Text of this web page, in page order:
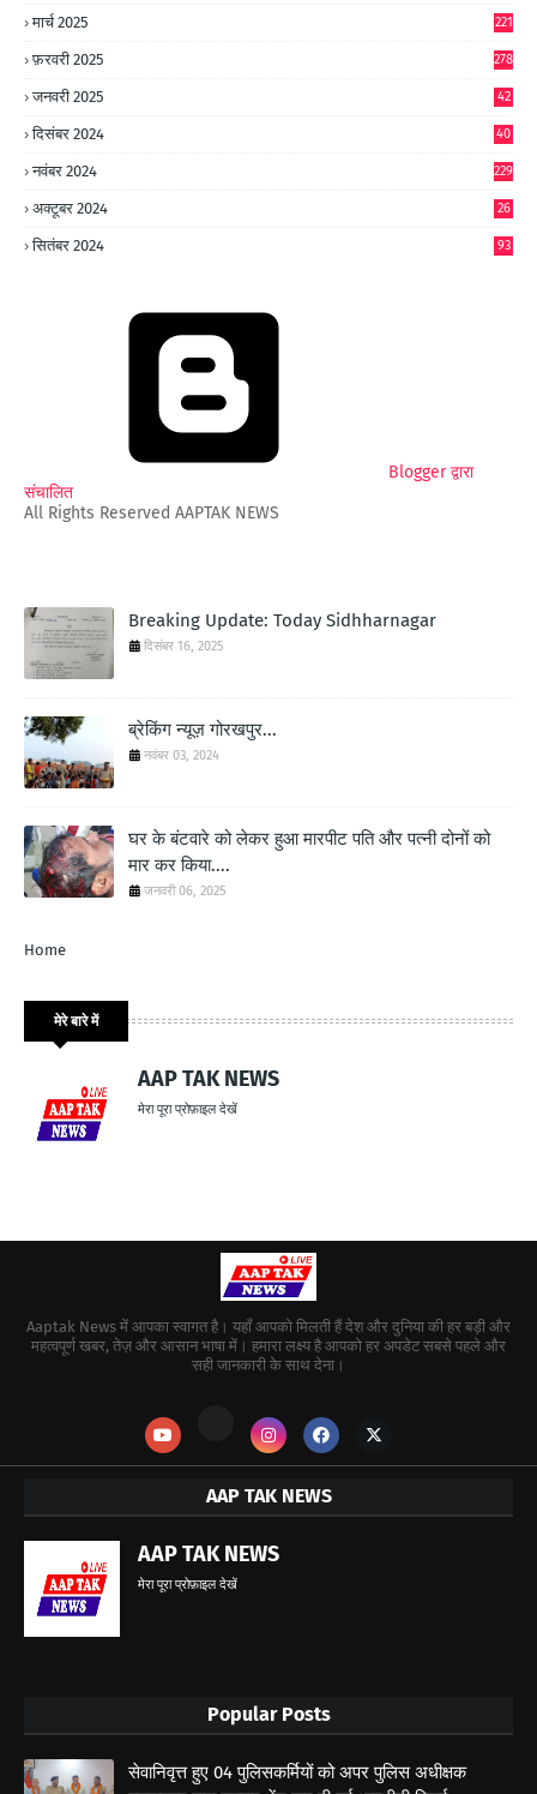
मार्च 2025 221
फ़रवरी 2025 278
जनवरी 2025
42
दिसंबर 2024
40
नवंबर 2024 229
अक्टूबर 2024
26
सितंबर 2024 93
Blogger द्वारा
संचालित
All Rights Reserved AAPTAK NEWS
Breaking Update: Today Sidhharnagar
दिसंबर 16, 2025
ब्रेकिंग न्यूज़ गोरखपुर...
नवंबर 03, 2024
घर के बंटवारे को लेकर हुआ मारपीट पति और पत्नी दोनों को
मार कर किया....
जनवरी 06, 2025
Home
मेरे बारे में
AAP TAK NEWS
मेरा पूरा प्रोफ़ाइल देखें
Aaptak News में आपका स्वागत है। यहाँ आपको मिलती हैं देश और दुनिया की हर बड़ी और
महत्वपूर्ण खबर, तेज़ और आसान भाषा में। हमारा लक्ष्य है आपको हर अपडेट सबसे पहले और
सही जानकारी के साथ देना।
AAP TAK NEWS
AAP TAK NEWS
मेरा पूरा प्रोफ़ाइल देखें
Popular Posts
सेवानिवृत्त हुए 04 पुलिसकर्मियों को अपर पुलिस अधीक्षक